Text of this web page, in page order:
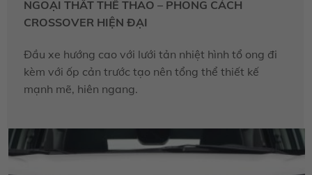
NGOẠI THẤT THẾ THAO – PHONG CÁCH
CROSSOVER HIỆN ĐẠI
Đầu xe hướng cao với lưới tản nhiệt hình tổ ong đi
kèm với ốp cản trước tạo nên tổng thể thiết kế
mạnh mẽ, hiên ngang.